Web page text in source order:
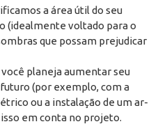
a área útil do seu
(idealmente voltado para o
que possam prejudicar
você planeja aumentar seu
(por exemplo, com a
ou a instalação de um ar-
em conta no projeto.